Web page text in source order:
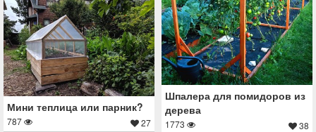
Шпалера для помидоров из
дерева
1773 38
Мини теплица или парник?
787 27